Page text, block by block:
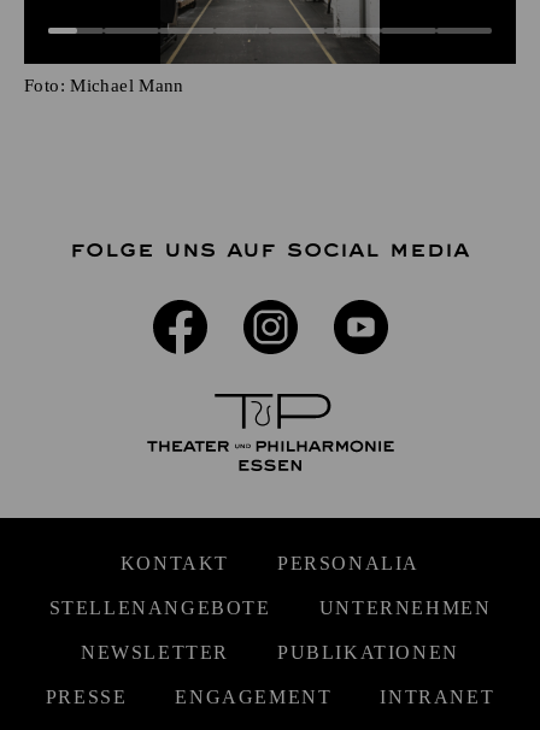
Foto: Michael Mann
FOLGE UNS AUF SOCIAL MEDIA
KONTAKT PERSONALIA
STELLENANGEBOTE UNTERNEHMEN
NEWSLETTER PUBLIKATIONEN
PRESSE ENGAGEMENT INTRANET